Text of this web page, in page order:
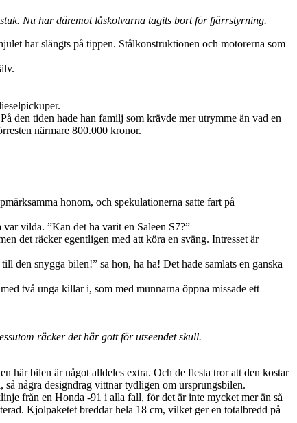
Nu har däremot låskolvarna tagits bort för fjärrstyrning.
har slängts på tippen. Stålkonstruktionen och motorerna som
den tiden hade han familj som krävde mer utrymme än vad en
närmare 800.000 kronor.
honom, och spekulationerna satte fart på
vilda. ”Kan det ha varit en Saleen S7?”
det räcker egentligen med att köra en sväng. Intresset är
den snygga bilen!” sa hon, ha ha! Det hade samlats en ganska
två unga killar i, som med munnarna öppna missade ett
räcker det här gott för utseendet skull.
här bilen är något alldeles extra. Och de flesta tror att den kostar
några designdrag vittnar tydligen om ursprungsbilen.
från en Honda -91 i alla fall, för det är inte mycket mer än så
Kjolpaketet breddar hela 18 cm, vilket ger en totalbredd på